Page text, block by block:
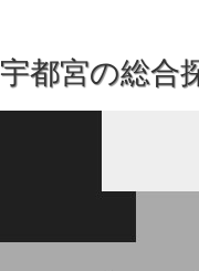
宇都宮の総合